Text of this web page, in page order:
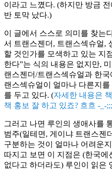
이라고 느꼈다. (하지만 방금
반 토막 났다.)
이 글에서 스스로 의미를 찾는
서 트랜스젠더, 트랜스섹슈얼,
할 것인가를 모색하고 있는 지
한다”는 식의 내용은 없지만,
랜스젠더/트랜스섹슈얼과 한
랜스섹슈얼이 얼마나 다른지를
를 두고 있다. (자세한 내용은
책 홍보 잘 하고 있죠? 흐흐 -_-;;;
그러고 나면 루인의 생애사를
범주(일테면, 게이냐 트랜스젠
구분하는 것이 얼마나 어려운
따지고 보면 이 지점은 (한국
없다고 하더라도) 루인이 읽은